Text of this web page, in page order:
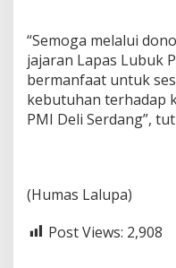
“Semoga melalui
jajaran Lapas Lubuk
bermanfaat untuk
kebutuhan terhadap
PMI Deli Serdang”,
(Humas Lalupa)
Post Views: 2,908